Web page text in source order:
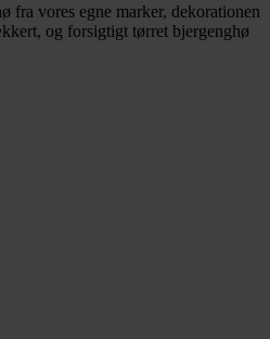
vores egne marker, dekorationen
og forsigtigt tørret bjergenghø